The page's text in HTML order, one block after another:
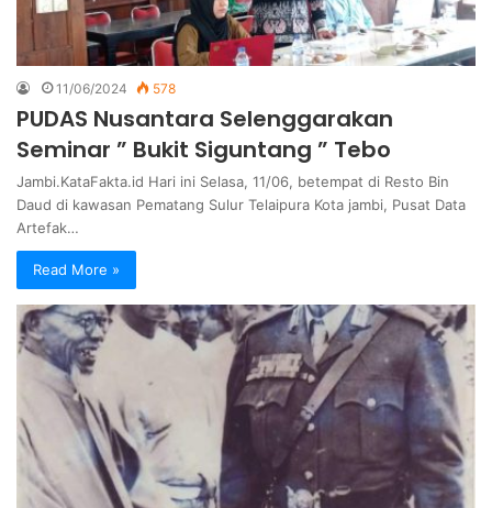
11/06/2024 578
PUDAS Nusantara Selenggarakan
Seminar ” Bukit Siguntang ” Tebo
Jambi.KataFakta.id Hari ini Selasa, 11/06, betempat di Resto Bin
Daud di kawasan Pematang Sulur Telaipura Kota jambi, Pusat Data
Artefak…
Read More »